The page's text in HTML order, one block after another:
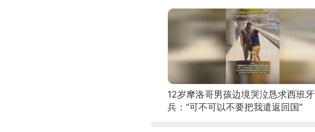
12岁摩洛哥男孩边境哭泣恳求西班
兵：“可不可以不要把我遣返回国”